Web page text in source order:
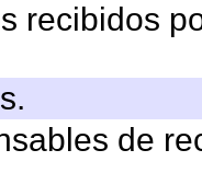
recibidos
de